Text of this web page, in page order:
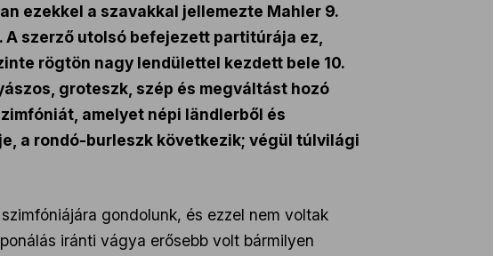
ezekkel a szavakkal jellemezte Mahler 9.
szerző utolsó befejezett partitúrája ez,
rögtön nagy lendülettel kezdett bele 10.
groteszk, szép és megváltást hozó
amelyet népi ländlerből és
a rondó-burleszk következik; végül túlvilági
gondolunk, és ezzel nem voltak
iránti vágya erősebb volt bármilyen